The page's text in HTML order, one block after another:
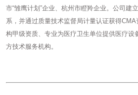
市“雏鹰计划”企业、杭州市瞪羚企业。公司建
系，并通过质量技术监督局计量认证获得
构甲级资质、专业为医疗卫生单位提供医疗设
方技术服务机构。